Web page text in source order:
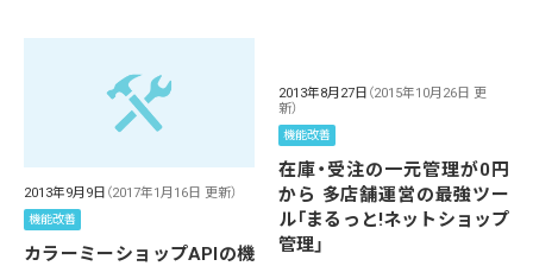
2013年9月9日 （2017年1月16日 更新）
機能改善
カラーミーショップAPIの機
2013年8月27日 （2015年10月26日 更
新）
機能改善
在庫・受注の一元管理が0円
から 多店舗運営の最強ツー
ル「まるっと!ネットショップ
管理」